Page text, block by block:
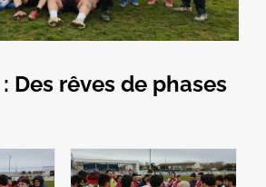
: Des rêves de phases